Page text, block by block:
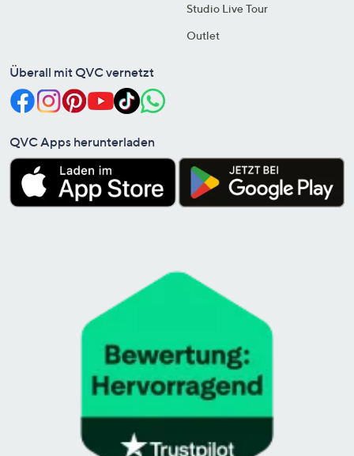
Studio Live Tour
Outlet
Überall mit QVC vernetzt
QVC Apps herunterladen